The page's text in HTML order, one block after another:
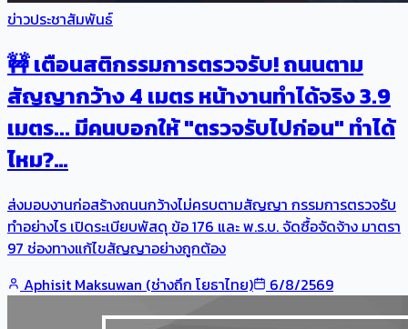
ข่าวประชาสัมพันธ์
🚧 เตือนสติกรรมการตรวจรับ! ถนนตาม
สัญญากว้าง 4 เมตร หน้างานทำได้จริง 3.9
เมตร... มีคนบอกให้ "ตรวจรับไปก่อน" ทำได้
ไหม?…
ส่งมอบงานก่อสร้างถนนกว้างไม่ครบตามสัญญา กรรมการตรวจรับ
ทำอย่างไร เปิดระเบียบพัสดุ ข้อ 176 และ พ.ร.บ. จัดซื้อจัดจ้าง มาตรา
97 ช่องทางแก้ไขสัญญาอย่างถูกต้อง
Aphisit Maksuwan (ช่างถึก โยธาไทย)
6/8/2569